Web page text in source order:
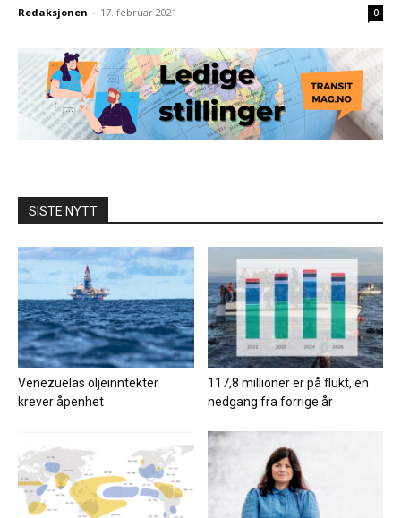
Redaksjonen - 17. februar 2021 0
SISTE NYTT
Venezuelas oljeinntekter
krever åpenhet
117,8 millioner er på flukt, en
nedgang fra forrige år